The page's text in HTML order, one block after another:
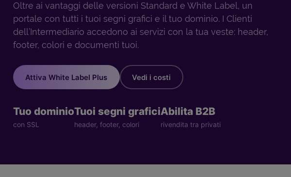
Oltre ai vantaggi delle versioni Standard e White Label, un
portale con tutti i tuoi segni grafici e il tuo dominio. I Clienti
dell’Intermediario accedono ai servizi con la tua veste: header,
footer, colori e documenti tuoi.
Attiva White Label Plus Vedi i costi
Tuo dominio
con SSL
Tuoi segni grafici
header, footer, colori
Abilita B2B
rivendita tra privati